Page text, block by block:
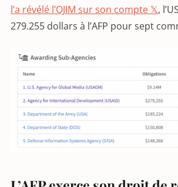
l’a révélé l’OJIM sur son compte 𝕏,
279.255 dollars à l’AFP pour sept